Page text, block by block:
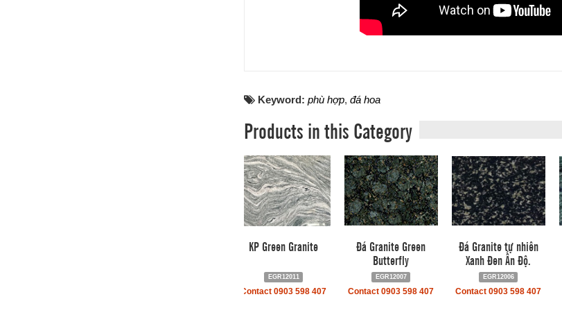
Keyword: phù hợp, đá hoa
Products in this Category
KP Green Granite
EGR12011
Contact 0903 598 407
Đá Granite Green
Butterfly
EGR12007
Contact 0903 598 407
Đá Granite tự nhiên
Xanh Đen Ấn Độ.
EGR12006
Contact 0903 598 407